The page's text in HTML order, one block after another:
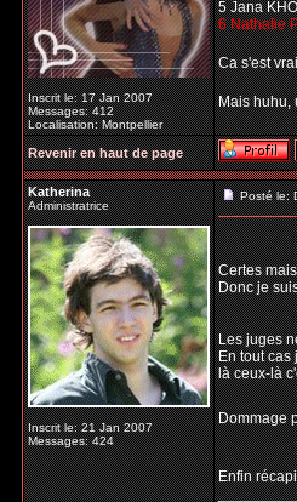
Inscrit le: 17 Jan 2007
Messages: 412
Localisation: Montpellier
5 Jana
6 Nathalie
Ca s'est
Mais huhu,
Revenir en haut de page
Katherina
Administratrice
Inscrit le: 21 Jan 2007
Messages: 424
Posté le:
Certes
Donc je
Les juges
En tout cas
là ceux-là
Dommage
Enfin